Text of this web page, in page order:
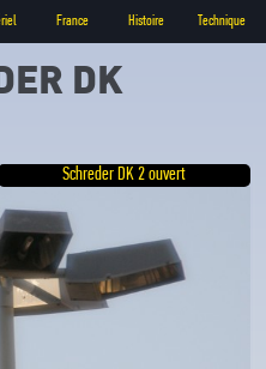
France Histoire Technique
DK
Schreder DK 2 ouvert